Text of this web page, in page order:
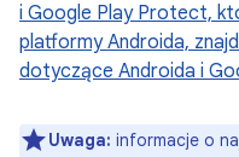
i Google Play Protect,
platformy Androida,
dotyczące Androida i
Uwaga: informacje o